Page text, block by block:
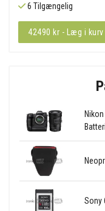
6 Tilgængelig
42490 kr - Læg i kurv
Sony